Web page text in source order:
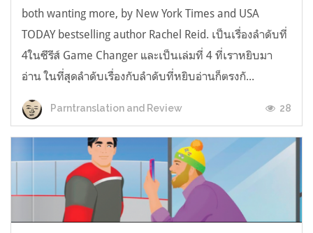
both wanting more, by New York Times and USA
TODAY bestselling author Rachel Reid. เป็นเรื่องลำดับที่
4ในซีรีส์ Game Changer และเป็นเล่มที่ 4 ที่เราหยิบมา
อ่าน ในที่สุดลำดับเรื่องกับลำดับที่หยิบอ่านก็ตรงกั...
Parntranslation and Review 28